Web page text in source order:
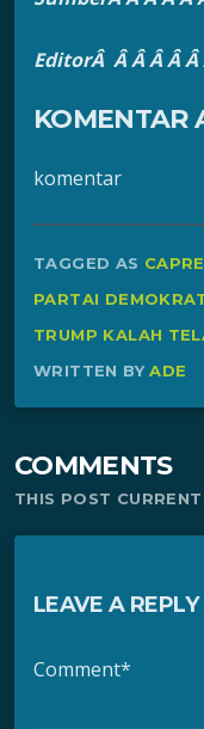
EditorÂ Â Â Â Â
KOMENTAR
komentar
TAGGED AS
PARTAI
TRUMP KALAH
WRITTEN BYADE
COMMENTS
THIS POST
LEAVE A REPLY
Comment*